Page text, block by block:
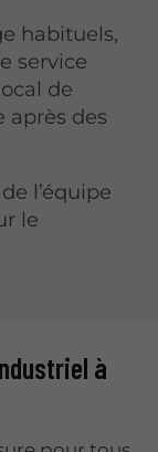
habituels,
service
de
après des
l’équipe
le
à